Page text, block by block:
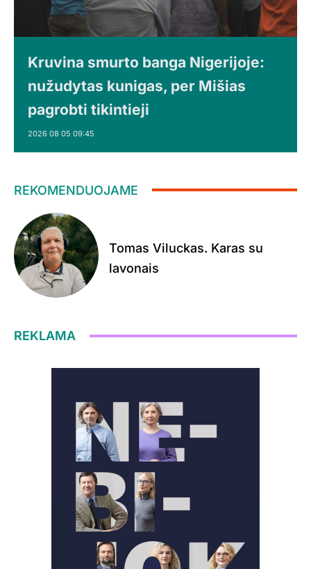
Kruvina smurto banga Nigerijoje:
nužudytas kunigas, per Mišias
pagrobti tikintieji
2026 08 05 09:45
REKOMENDUOJAME
Tomas Viluckas. Karas su
lavonais
REKLAMA